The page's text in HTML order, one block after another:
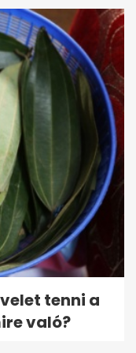
tenni a
való?